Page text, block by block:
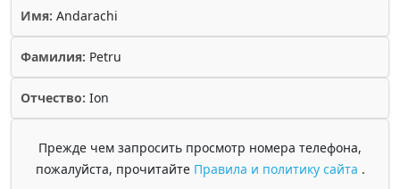
Имя: Andarachi
Фамилия: Petru
Отчество: Ion
Прежде чем запросить просмотр номера телефона,
пожалуйста, прочитайте Правила и политику сайта .